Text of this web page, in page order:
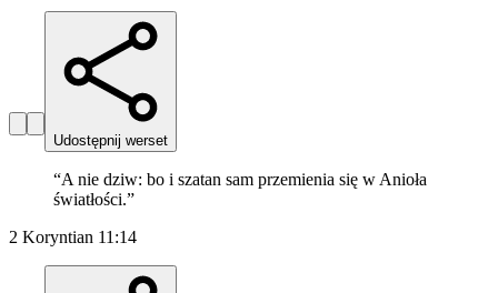
Udostępnij werset
“A nie dziw: bo i szatan sam przemienia się w Anioła
światłości.”
2 Koryntian 11:14